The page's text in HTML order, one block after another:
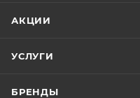
АКЦИИ
УСЛУГИ
БРЕНДЫ